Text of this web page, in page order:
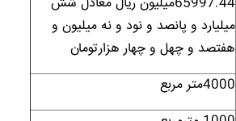
میلیارد و پانصد و نود و نه میلیون و
هفتصد و چهل و چهار هزارتومان
4000متر مربع